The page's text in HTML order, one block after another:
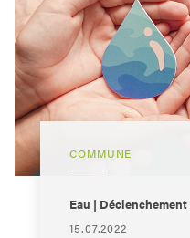
COMMUNE
Eau |
15.07.2022